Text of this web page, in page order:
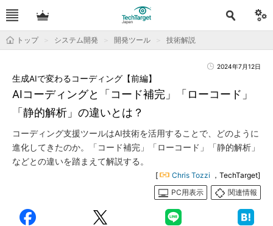
トップ システム開発 開発ツール 技術解説
2024年7月12日
AIコーディングと「コード補完」「ローコード」
「静的解析」の違いとは？
生成AIで変わるコーディング【前編】
コーディング支援ツールはAI技術を活用することで、どのように
進化してきたのか。「コード補完」「ローコード」「静的解析」
などとの違いを踏まえて解説する。
[ Chris Tozzi ，TechTarget]
PC用表示
関連情報